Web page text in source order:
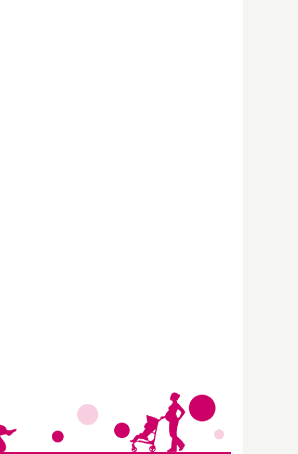
Wir haben Deutschlands ersten
Eltern-Avatar für dich geschaffen!